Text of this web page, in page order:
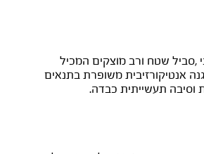
,סביל שטח ורב מוצקים המכיל
אנטיקורזיבית משופרת בתנאים
וסיבה תעשייתית כבדה.